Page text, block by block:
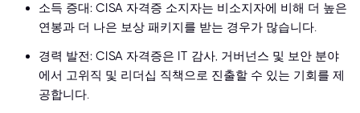
소득 증대: CISA 자격증 소지자는 비소지자에 비해 더 높은
연봉과 더 나은 보상 패키지를 받는 경우가 많습니다.
경력 발전: CISA 자격증은 IT 감사, 거버넌스 및 보안 분야
에서 고위직 및 리더십 직책으로 진출할 수 있는 기회를 제
공합니다.